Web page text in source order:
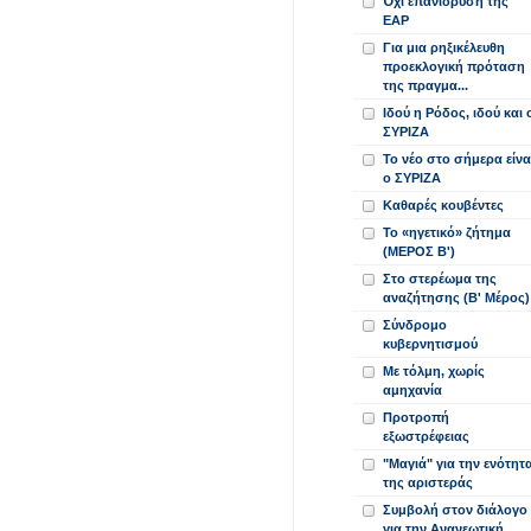
ΕΑΡ
Για μια ρηξικέλευθη
προεκλογική πρόταση
της πραγμα...
Ιδού η Ρόδος, ιδού και
ΣΥΡΙΖΑ
Το νέο στο σήμερα
ο ΣΥΡΙΖΑ
Καθαρές κουβέντες
Το «ηγετικό» ζήτημα
(ΜΕΡΟΣ Β')
Στο στερέωμα της
αναζήτησης (Β' Μέρος)
Σύνδρομο
κυβερνητισμού
Με τόλμη, χωρίς
αμηχανία
Προτροπή
εξωστρέφειας
"Μαγιά" για την
της αριστεράς
Συμβολή στον διάλογο